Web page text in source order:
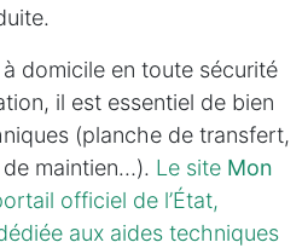
domicile en toute sécurité
il est essentiel de bien
(planche de transfert,
de maintien…). Le site Mon
officiel de l’État,
aux aides techniques